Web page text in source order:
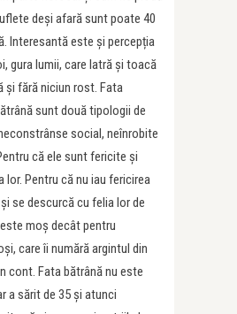
deși afară sunt poate 40
Interesantă este și percepția
gura lumii, care latră și toacă
și fără niciun rost. Fata
sunt două tipologii de
social, neînrobite
că ele sunt fericite și
lor. Pentru că nu iau fericirea
se descurcă cu felia lor de
moș decât pentru
care îi numără argintul din
cont. Fata bătrână nu este
a sărit de 35 și atunci